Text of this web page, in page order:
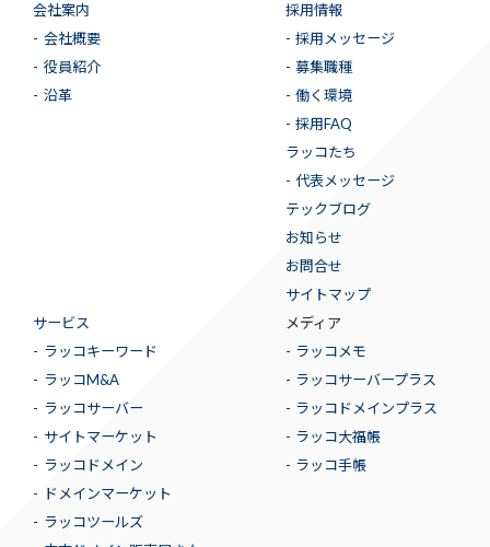
会社案内
会社概要
役員紹介
沿革
採用情報
採用メッセージ
募集職種
働く環境
採用FAQ
ラッコたち
代表メッセージ
テックブログ
お知らせ
お問合せ
サイトマップ
サービス
ラッコキーワード
ラッコM&A
ラッコサーバー
サイトマーケット
ラッコドメイン
ドメインマーケット
ラッコツールズ
メディア
ラッコメモ
ラッコサーバープラス
ラッコドメインプラス
ラッコ大福帳
ラッコ手帳